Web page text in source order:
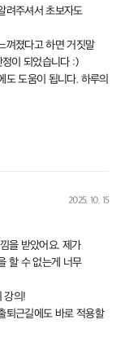
려주셔서 초보자도
껴졌다고 하면 거짓말
이 되었습니다 :)
도 도움이 됩니다. 하루의
2025. 10. 15
을 받았어요. 제가
할 수 없는게 너무
강의!
퇴근길에도 바로 적용할